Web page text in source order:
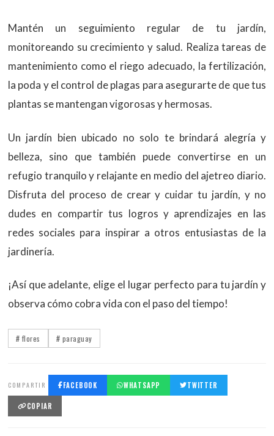
Mantén un seguimiento regular de tu jardín,
monitoreando su crecimiento y salud. Realiza tareas de
mantenimiento como el riego adecuado, la fertilización,
la poda y el control de plagas para asegurarte de que tus
plantas se mantengan vigorosas y hermosas.
Un jardín bien ubicado no solo te brindará alegría y
belleza, sino que también puede convertirse en un
refugio tranquilo y relajante en medio del ajetreo diario.
Disfruta del proceso de crear y cuidar tu jardín, y no
dudes en compartir tus logros y aprendizajes en las
redes sociales para inspirar a otros entusiastas de la
jardinería.
¡Así que adelante, elige el lugar perfecto para tu jardín y
observa cómo cobra vida con el paso del tiempo!
# flores # paraguay
COMPARTIR FACEBOOK WHATSAPP TWITTER
COPIAR